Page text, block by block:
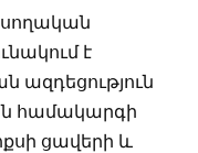
է
ազդեցություն
համակարգի
ցավերի և